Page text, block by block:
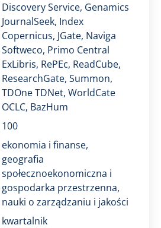
Discovery Service, Genamics
JournalSeek, Index
Copernicus, JGate, Naviga
Softweco, Primo Central
ExLibris, RePEc, ReadCube,
ResearchGate, Summon,
TDOne TDNet, WorldCate
OCLC, ​BazHum
100
ekonomia i finanse,
geografia
społecznoekonomiczna i
gospodarka przestrzenna,
nauki o zarządzaniu i jakości
kwartalnik